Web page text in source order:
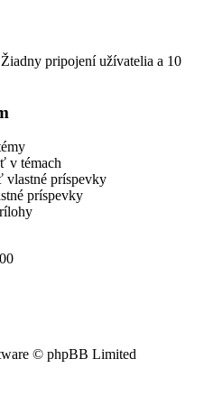
pripojení užívatelia a 10
v témach
vlastné príspevky
príspevky
© phpBB Limited